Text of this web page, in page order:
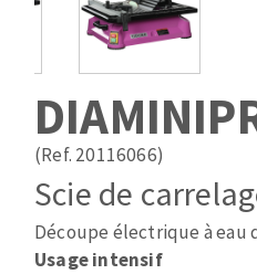
Pose des joints
Nettoyage
Mèches
Fraises carbure
Fers et plaquettes
Lames de scie à ruban
ABRASIFS
Disques auto-agrippant
Patins
Bandes abrasives
Disques fibre et papier
Feuilles 230 x 280 mm
Cales à poncer et patins
DISQUES
(Ref. 20116066)
Scie de
Découpe électrique à eau
Usage intensif